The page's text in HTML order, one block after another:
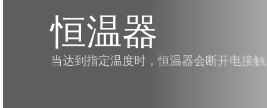
恒温器
当达到指定温度时，恒温器会断开电接